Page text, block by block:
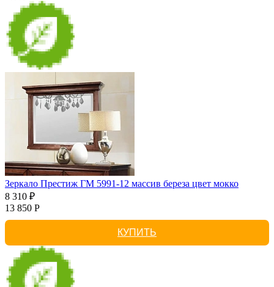
Зеркало Престиж ГМ 5991-12 массив береза цвет мокко
8 310 ₽
13 850 Р
КУПИТЬ